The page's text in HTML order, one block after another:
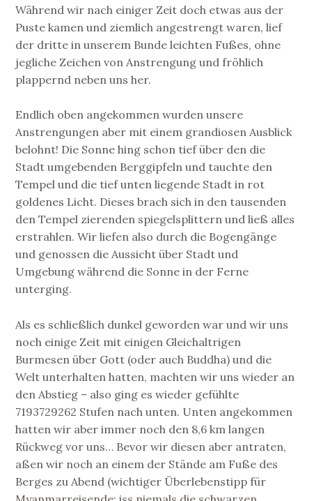
Während wir nach einiger Zeit doch etwas aus der
Puste kamen und ziemlich angestrengt waren, lief
der dritte in unserem Bunde leichten Fußes, ohne
jegliche Zeichen von Anstrengung und fröhlich
plappernd neben uns her.
Endlich oben angekommen wurden unsere
Anstrengungen aber mit einem grandiosen Ausblick
belohnt! Die Sonne hing schon tief über den die
Stadt umgebenden Berggipfeln und tauchte den
Tempel und die tief unten liegende Stadt in rot
goldenes Licht. Dieses brach sich in den tausenden
den Tempel zierenden spiegelsplittern und ließ alles
erstrahlen. Wir liefen also durch die Bogengänge
und genossen die Aussicht über Stadt und
Umgebung während die Sonne in der Ferne
unterging.
Als es schließlich dunkel geworden war und wir uns
noch einige Zeit mit einigen Gleichaltrigen
Burmesen über Gott (oder auch Buddha) und die
Welt unterhalten hatten, machten wir uns wieder an
den Abstieg – also ging es wieder gefühlte
7193729262 Stufen nach unten. Unten angekommen
hatten wir aber immer noch den 8,6 km langen
Rückweg vor uns… Bevor wir diesen aber antraten,
aßen wir noch an einem der Stände am Fuße des
Berges zu Abend (wichtiger Überlebenstipp für